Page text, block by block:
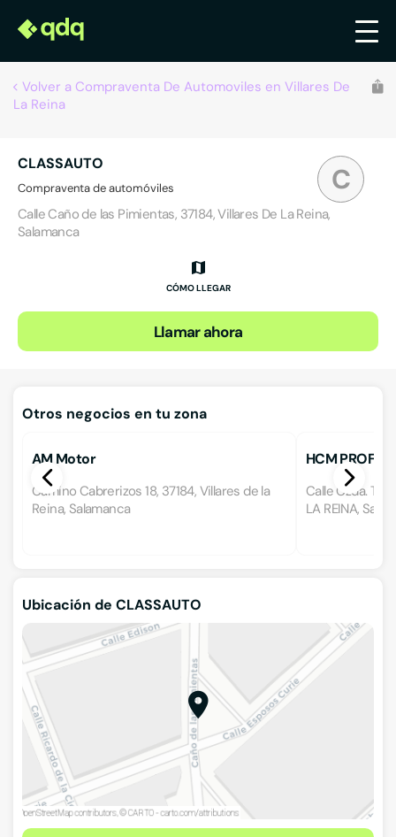
Volver a Compraventa De Automoviles en Villares De
La Reina
C
CLASSAUTO
Compraventa de automóviles
Calle Caño de las Pimientas, 37184, Villares De La Reina,
Salamanca
CÓMO LLEGAR
Llamar ahora
Otros negocios en tu zona
AM Motor
Camino Cabrerizos 18, 37184, Villares de la
Reina, Salamanca
HCM
Calle Czda.
LA REINA,
Ubicación de CLASSAUTO